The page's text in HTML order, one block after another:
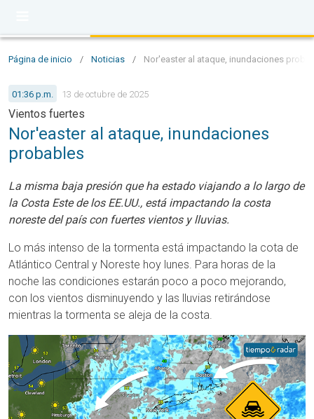
Página de inicio / Noticias / Nor'easter al ataque, inundaciones
01:36 p.m. 13 de octubre de 2025
Vientos fuertes
Nor'easter al ataque, inundaciones
probables
La misma baja presión que ha estado viajando a lo largo de
la Costa Este de los EE.UU., está impactando la costa
noreste del país con fuertes vientos y lluvias.
Lo más intenso de la tormenta está impactando la cota de
Atlántico Central y Noreste hoy lunes. Para horas de la
noche las condiciones estarán poco a poco mejorando,
con los vientos disminuyendo y las lluvias retirándose
mientras la tormenta se aleja de la costa.